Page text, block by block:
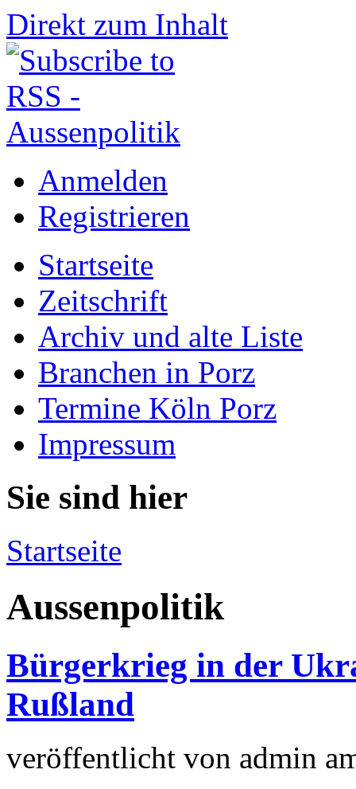
Direkt zum Inhalt
Anmelden
Registrieren
Startseite
Zeitschrift
Archiv und alte Liste
Branchen in Porz
Termine Köln Porz
Impressum
Sie sind hier
Startseite
Aussenpolitik
Bürgerkrieg in der
Rußland
veröffentlicht von admin